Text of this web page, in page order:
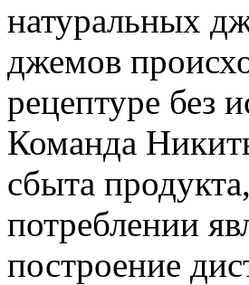
натуральных
джемов
рецептуре без
Команда
сбыта
потреблении
построение